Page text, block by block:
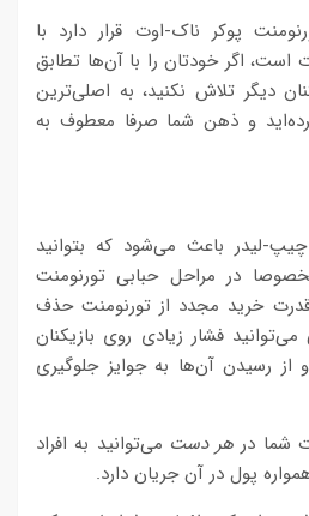
پوکر ناک-اوت قرار دارد با
است، اگر خودتان را با آن‌ها تطابق
دیگر تلاش نکنید، به اصلی‌ترین
و ذهن شما صرفا معطوف به
لیدر باعث می‌شود که بتوانید
در مراحل حبابی تورنومنت
خرید مجدد از تورنومنت حذف
فشار زیادی روی بازیکنان
رسیدن آن‌ها به جوایز جلوگیری
شما در هر دست می‌توانید به افراد
پول در آن جریان دارد.